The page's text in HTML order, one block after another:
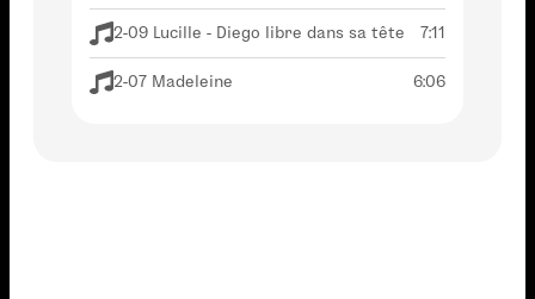
2-09 Lucille - Diego libre dans sa tête 7:11
2-07 Madeleine 6:06